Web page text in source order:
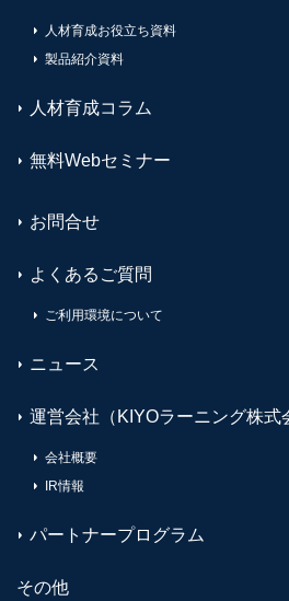
人材育成お役立ち資料
製品紹介資料
人材育成コラム
無料Webセミナー
お問合せ
よくあるご質問
ご利用環境について
ニュース
運営会社（KIYOラーニング株式
会社概要
IR情報
パートナープログラム
その他